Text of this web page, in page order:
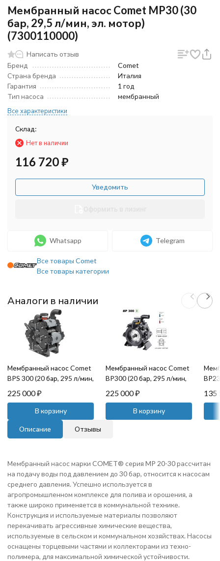
Мембранный насос Comet MP30 (30
бар, 29,5 л/мин, эл. мотор)
(7300110000)
Написать отзыв
Бренд
Comet
Страна бренда
Италия
Гарантия
1 год
Тип насоса
мембранный
Все характеристики
Склад:
Нет в наличии
116 720₽
Уведомить
Whatsapp Telegram
Все товары Comet
Все товары категории
Аналоги в наличии
Мембранный насос Comet
BPS 300 (20 бар, 295 л/мин,
ВОМ 1"⅜-32 мм)
225 000₽
В корзину
Мембранный насос Comet
BP300 (20 бар, 295 л/мин,
полый вал 32 мм)
225 000₽
В корзину
135
Описание Отзывы
Мембранный насос марки COMET® серия MP 20-30 рассчитан
на подачу воды под давлением до 30 бар, относится к насосам
среднего давления. Успешно используется в
агропромышленном комплексе для полива и орошения, а
также широко применяется в коммунальной технике.
Конструкция и используемые материалы позволяют
перекачивать агрессивные химические вещества,
используемые в сельском и коммунальном хозяйствах. Насосы
оснащены торцевыми частями и коллекторами из техно-
полимера, для максимальной химической устойчивости.